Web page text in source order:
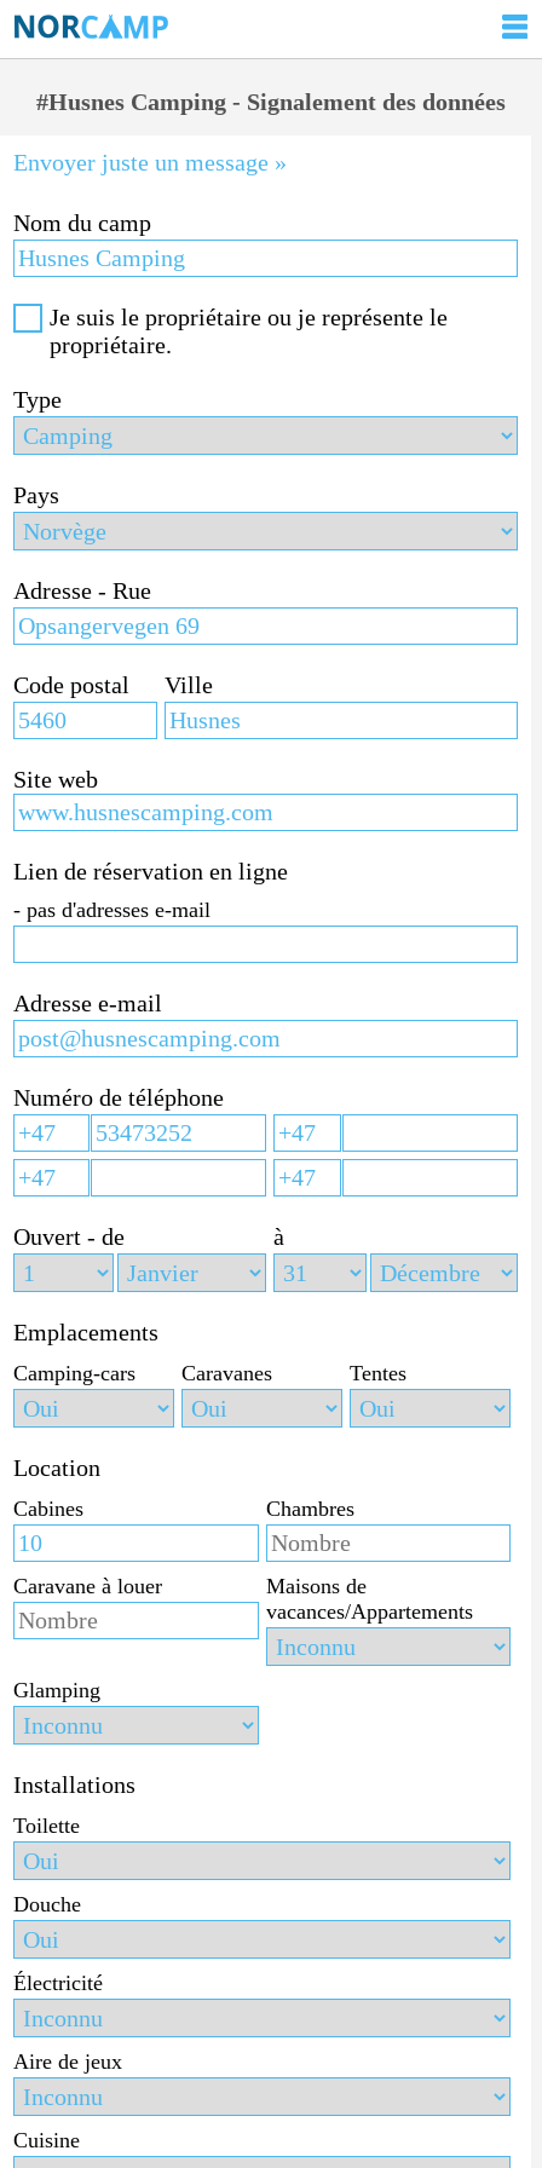
#Husnes Camping - Signalement des données
Envoyer juste un message »
Nom du camp
Je suis le propriétaire ou je représente le
propriétaire.
Type
Pays
Adresse - Rue
Code postal Ville
Site web
Lien de réservation en ligne
- pas d'adresses e-mail
Adresse e-mail
Numéro de téléphone
Ouvert - de à
Emplacements
Camping-cars Caravanes Tentes
Location
Cabines Chambres
Caravane à louer
Maisons de
vacances/Appartements
Glamping
Installations
Toilette
Douche
Électricité
Aire de jeux
Cuisine